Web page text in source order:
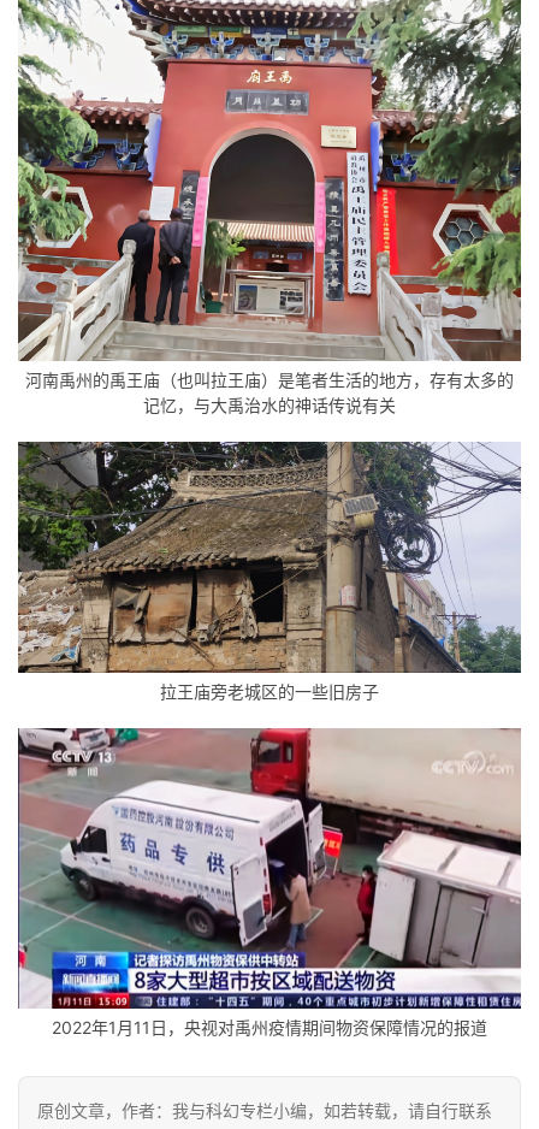
河南禹州的禹王庙（也叫拉王庙）是笔者生活的地方，存有太多的
记忆，与大禹治水的神话传说有关
拉王庙旁老城区的一些旧房子
2022年1月11日，央视对禹州疫情期间物资保障情况的报道
原创文章，作者：我与科幻专栏小编，如若转载，请自行联系